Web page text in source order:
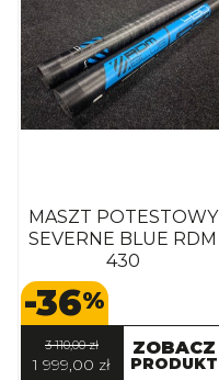
MASZT POTESTOWY
SEVERNE BLUE RDM
430
-36%
3 110,00 zł
1 999,00 zł
ZOBACZ
PRODUKT